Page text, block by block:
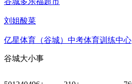
谷城多乐福超市
刘姐酸菜
亿星体育（谷城）中考体育训练中心
谷城大小事